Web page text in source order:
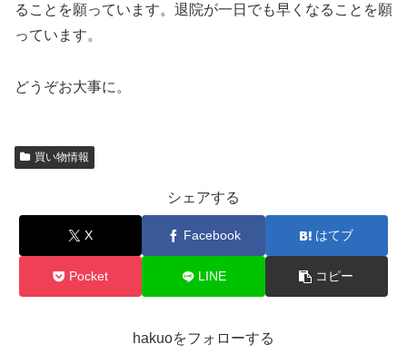
ることを願っています。退院が一日でも早くなることを願
っています。
どうぞお大事に。
買い物情報
シェアする
X Facebook はてブ
Pocket LINE コピー
hakuoをフォローする